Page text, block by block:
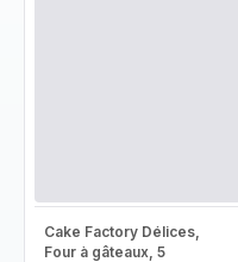
Cake Factory Délices,
Four à gâteaux, 5